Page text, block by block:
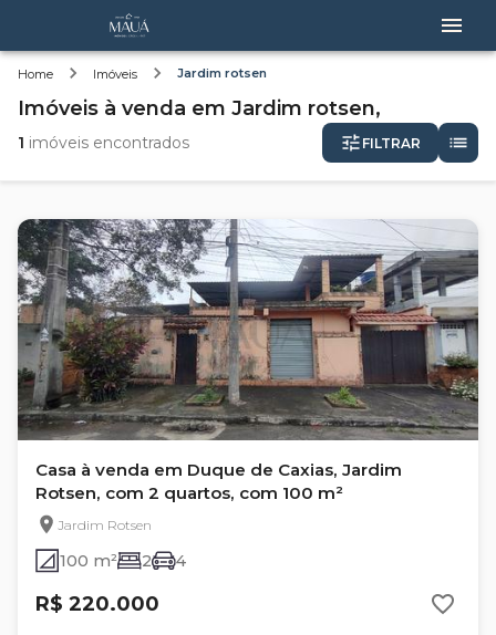
Home Imóveis Jardim rotsen
Imóveis à venda em Jardim rotsen,
1 imóveis encontrados FILTRAR
Casa à venda em Duque de Caxias, Jardim
Rotsen, com 2 quartos, com 100 m²
Jardim Rotsen
100 m² 2 4
R$ 220.000